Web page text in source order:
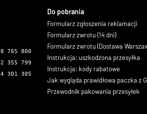
765 800
355 799
301 305
Do pobrania
Formularz zgłoszenia reklamacji
Formularz zwrotu (14 dni)
Formularz zwrotu (Dostawa
Instrukcja: uszkodzona przesyłka
Instrukcja: kody rabatowe
Jak wygląda prawidłowa paczka z
Przewodnik pakowania przesyłek